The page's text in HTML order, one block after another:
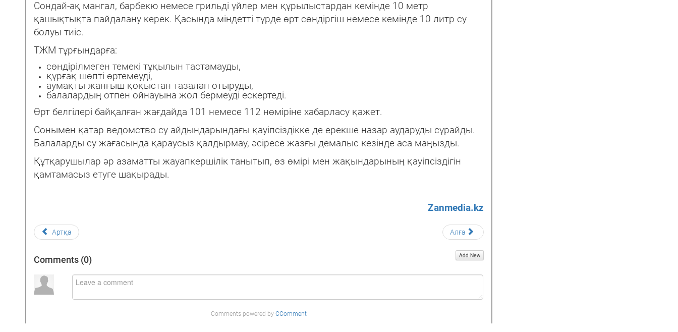
Сондай-ақ мангал, барбекю немесе грильді үйлер мен құрылыстардан кемінде 10 метр
қашықтықта пайдалану керек. Қасында міндетті түрде өрт сөндіргіш немесе кемінде 10 литр су
болуы тиіс.
ТЖМ тұрғындарға:
сөндірілмеген темекі тұқылын тастамауды,
құрғақ шөпті өртемеуді,
аумақты жанғыш қоқыстан тазалап отыруды,
балалардың отпен ойнауына жол бермеуді ескертеді.
Өрт белгілері байқалған жағдайда 101 немесе 112 нөміріне хабарласу қажет.
Сонымен қатар ведомство су айдындарындағы қауіпсіздікке де ерекше назар аударуды сұрайды.
Балаларды су жағасында қараусыз қалдырмау, әсіресе жазғы демалыс кезінде аса маңызды.
Құтқарушылар әр азаматты жауапкершілік танытып, өз өмірі мен жақындарының қауіпсіздігін
қамтамасыз етуге шақырады.
Zanmedia.kz
Артқа Алға
Comments (0) Add New
Comments powered by CComment